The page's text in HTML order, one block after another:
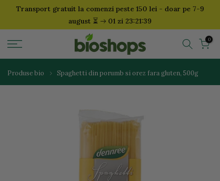
SariTransport gratuit la comenzi peste 150 lei - doar pe 7-9
august ⏳ 01 zi 23:21:38
0
Produse bio Spaghetti din porumb si orez fara gluten, 500g